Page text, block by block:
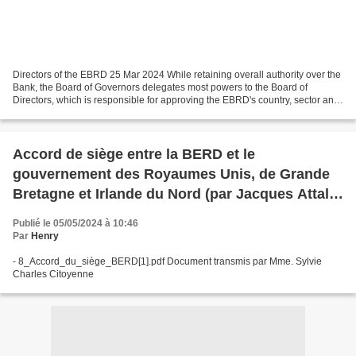
Directors of the EBRD 25 Mar 2024 While retaining overall authority over the
Bank, the Board of Governors delegates most powers to the Board of
Directors, which is responsible for approving the EBRD's country, sector and
Accord de siège entre la BERD et le
gouvernement des Royaumes Unis, de Grande
Bretagne et Irlande du Nord (par Jacques Attali
Publié le 05/05/2024 à 10:46
Par Henry
- 8_Accord_du_siège_BERD[1].pdf Document transmis par Mme. Sylvie
Charles Citoyenne